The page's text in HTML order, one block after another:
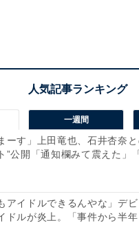
一週間
ーす」上田竜也、石井杏奈と
”公開「通知欄みて震えた」
アイドルできるんやな」デ
ドルが炎上。「事件から半